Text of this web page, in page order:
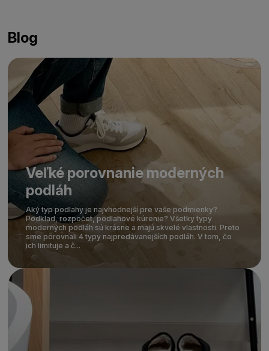
Blog
Veľké porovnanie moderných
podláh
Aký typ podlahy je najvhodnejší pre vaše podmienky?
Podklad, rozpočet, podlahové kúrenie? Všetky typy
moderných podláh sú krásne a majú skvelé vlastnosti. Preto
sme porovnali 4 typy najpredávanejších podláh. V tom, čo
ich limituje a č...